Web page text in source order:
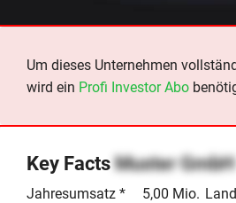
Um dieses Unternehmen
wird ein Profi Investor Abo
Key FactsMuster GmbH
Jahresumsatz *
5,00 Mio. Land